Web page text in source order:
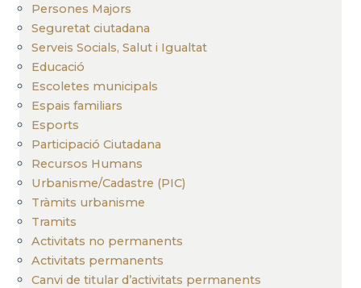
Persones Majors
Seguretat ciutadana
Serveis Socials, Salut i Igualtat
Educació
Escoletes municipals
Espais familiars
Esports
Participació Ciutadana
Recursos Humans
Urbanisme/Cadastre (PIC)
Tràmits urbanisme
Tramits
Activitats no permanents
Activitats permanents
Canvi de titular d’activitats permanents